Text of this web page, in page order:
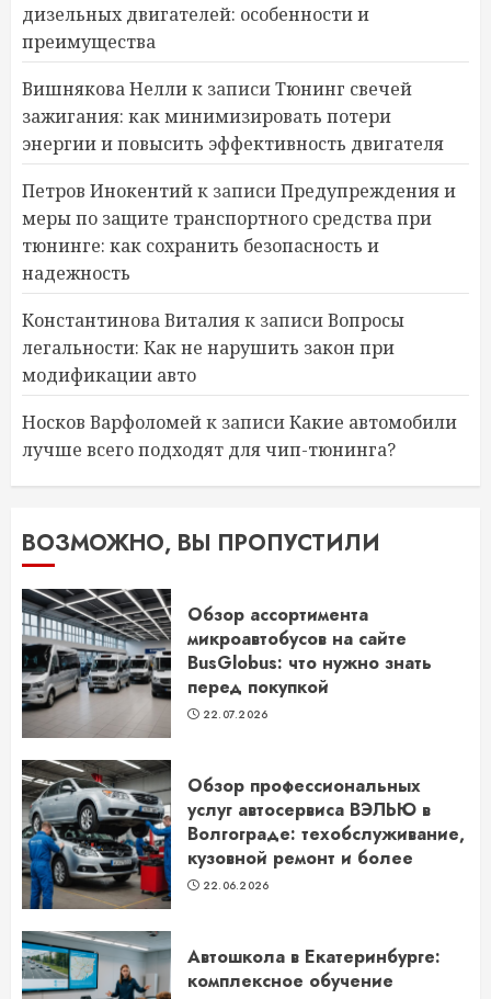
дизельных двигателей: особенности и
преимущества
Вишнякова Неллик записиТюнинг свечей
зажигания: как минимизировать потери
энергии и повысить эффективность двигателя
Петров Инокентийк записиПредупреждения и
меры по защите транспортного средства при
тюнинге: как сохранить безопасность и
надежность
Константинова Виталияк записиВопросы
легальности: Как не нарушить закон при
модификации авто
Носков Варфоломейк записиКакие автомобили
лучше всего подходят для чип-тюнинга?
ВОЗМОЖНО, ВЫ ПРОПУСТИЛИ
Обзор ассортимента
микроавтобусов на сайте
BusGlobus: что нужно знать
перед покупкой
22.07.2026
Обзор профессиональных
услуг автосервиса ВЭЛЬЮ в
Волгограде: техобслуживание,
кузовной ремонт и более
22.06.2026
Автошкола в Екатеринбурге:
комплексное обучение